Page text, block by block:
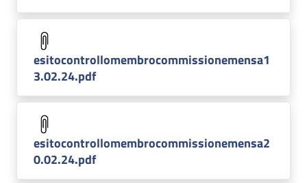
esitocontrollomembrocommissionemensa1
3.02.24.pdf
esitocontrollomembrocommissionemensa2
0.02.24.pdf